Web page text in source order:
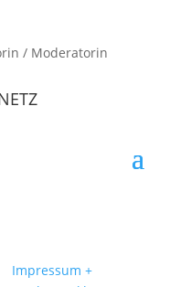
/ Moderatorin
Impressum +